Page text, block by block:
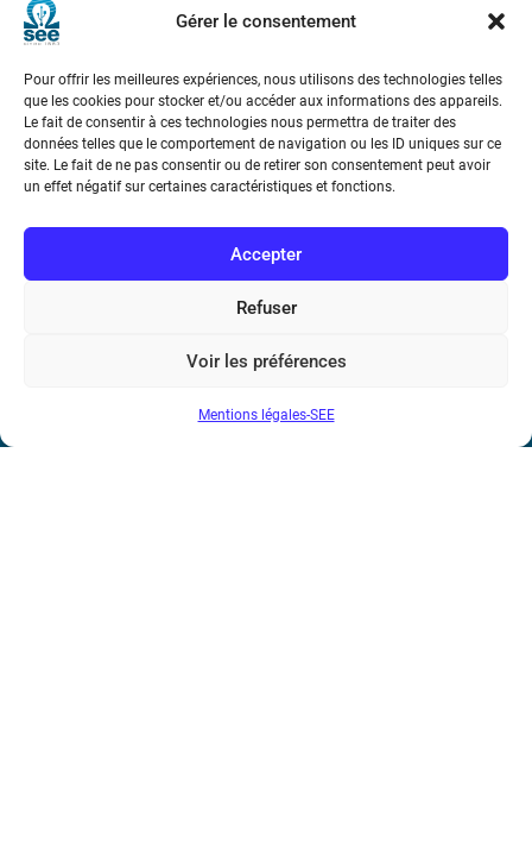
Gérer le consentement
Pour offrir les meilleures expériences, nous utilisons des technologies telles
que les cookies pour stocker et/ou accéder aux informations des appareils.
Le fait de consentir à ces technologies nous permettra de traiter des
données telles que le comportement de navigation ou les ID uniques sur ce
site. Le fait de ne pas consentir ou de retirer son consentement peut avoir
un effet négatif sur certaines caractéristiques et fonctions.
Accepter
Refuser
Voir les préférences
Mentions légales-SEE
pédagogiques ont pu être testées avec des étudiants
comme ce sera indiqué dans la suite.
Société de l’Electricité, de l’Electronique et des Technologies